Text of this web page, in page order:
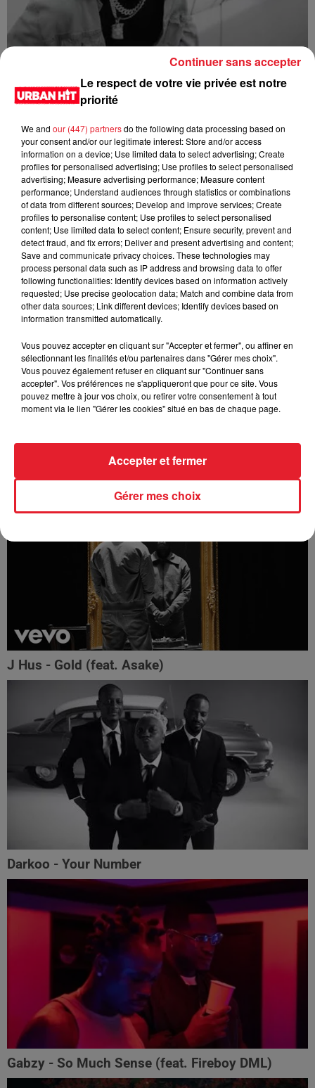
Shallipopi - Laho III (feat. Rauw Alejandro)
Bizzy - Angelina (feat. Innoss'B)
J Hus - Gold (feat. Asake)
Darkoo - Your Number
Gabzy - So Much Sense (feat. Fireboy DML)
Le respect de votre vie privée est notre
priorité
We and our (447) partnersdo the following data processing based on
your consent and/or our legitimate interest: Store and/or access
information on a device; Use limited data to select advertising; Create
profiles for personalised advertising; Use profiles to select personalised
advertising; Measure advertising performance; Measure content
performance; Understand audiences through statistics or combinations
of data from different sources; Develop and improve services; Create
profiles to personalise content; Use profiles to select personalised
content; Use limited data to select content; Ensure security, prevent and
detect fraud, and fix errors; Deliver and present advertising and content;
Save and communicate privacy choices. These technologies may
process personal data such as IP address and browsing data to offer
following functionalities: Identify devices based on information actively
requested; Use precise geolocation data; Match and combine data from
other data sources; Link different devices; Identify devices based on
information transmitted automatically.
Vous pouvez accepter en cliquant sur "Accepter et fermer", ou affiner en
sélectionnant les finalités et/ou partenaires dans "Gérer mes choix".
Vous pouvez également refuser en cliquant sur "Continuer sans
accepter". Vos préférences ne s'appliqueront que pour ce site. Vous
pouvez mettre à jour vos choix, ou retirer votre consentement à tout
moment via le lien "Gérer les cookies" situé en bas de chaque page.
Gérer mes choix
Accepter et fermer
Continuer sans accepter